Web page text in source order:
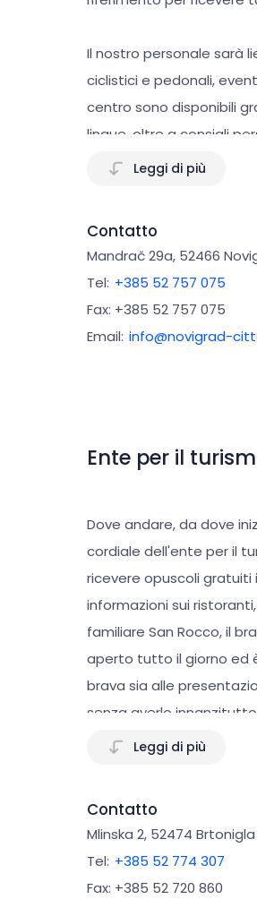
Il nostro personale sarà
ciclistici e pedonali,
centro sono disponibili
lingue, oltre a consigli
ricevere assistenza per
strutture ricettive
culturali, musicali,
Leggi di più
Contatto
Mandrač 29a, 52466
Tel: +385 52 757 075
Fax: +385 52 757 075
Email: info@novigrad-
Ente per il
Dove andare, da dove
cordiale dell'ente per il
ricevere opuscoli gratuiti
informazioni sui
familiare San Rocco, il
aperto tutto il giorno ed
brava sia alle
senza averlo
tutte le ricchezze di
mare e comprende due
nel campeggio, per far
Leggi di più
Contatto
Mlinska 2, 52474 Brtonigla
Tel: +385 52 774 307
Fax: +385 52 720 860